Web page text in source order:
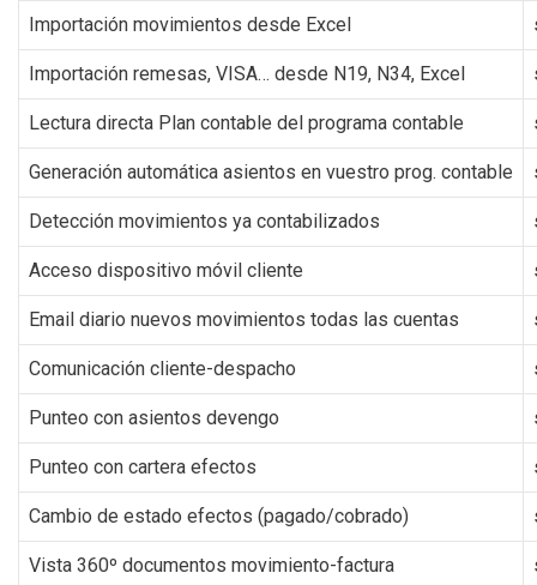
Importación movimientos desde Excel
Importación remesas, VISA… desde N19, N34, Excel
Lectura directa Plan contable del programa contable
Generación automática asientos en vuestro prog. contable
Detección movimientos ya contabilizados
Acceso dispositivo móvil cliente
Email diario nuevos movimientos todas las cuentas
Comunicación cliente-despacho
Punteo con asientos devengo
Punteo con cartera efectos
Cambio de estado efectos (pagado/cobrado)
Vista 360º documentos movimiento-factura